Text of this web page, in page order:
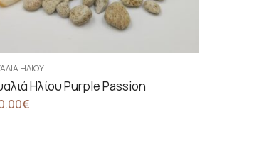
ΗΛΊΟΥ
Ηλίου Purple Passion
€